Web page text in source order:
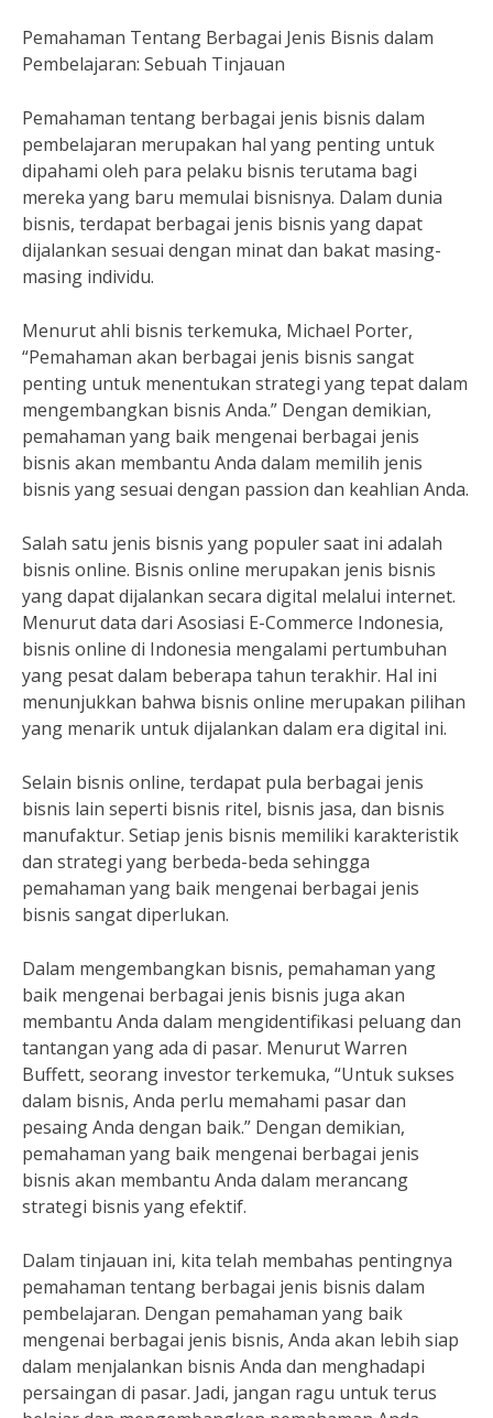
Pemahaman Tentang Berbagai Jenis Bisnis dalam
Pembelajaran: Sebuah Tinjauan
Pemahaman tentang berbagai jenis bisnis dalam
pembelajaran merupakan hal yang penting untuk
dipahami oleh para pelaku bisnis terutama bagi
mereka yang baru memulai bisnisnya. Dalam dunia
bisnis, terdapat berbagai jenis bisnis yang dapat
dijalankan sesuai dengan minat dan bakat masing-
masing individu.
Menurut ahli bisnis terkemuka, Michael Porter,
“Pemahaman akan berbagai jenis bisnis sangat
penting untuk menentukan strategi yang tepat dalam
mengembangkan bisnis Anda.” Dengan demikian,
pemahaman yang baik mengenai berbagai jenis
bisnis akan membantu Anda dalam memilih jenis
bisnis yang sesuai dengan passion dan keahlian Anda.
Salah satu jenis bisnis yang populer saat ini adalah
bisnis online. Bisnis online merupakan jenis bisnis
yang dapat dijalankan secara digital melalui internet.
Menurut data dari Asosiasi E-Commerce Indonesia,
bisnis online di Indonesia mengalami pertumbuhan
yang pesat dalam beberapa tahun terakhir. Hal ini
menunjukkan bahwa bisnis online merupakan pilihan
yang menarik untuk dijalankan dalam era digital ini.
Selain bisnis online, terdapat pula berbagai jenis
bisnis lain seperti bisnis ritel, bisnis jasa, dan bisnis
manufaktur. Setiap jenis bisnis memiliki karakteristik
dan strategi yang berbeda-beda sehingga
pemahaman yang baik mengenai berbagai jenis
bisnis sangat diperlukan.
Dalam mengembangkan bisnis, pemahaman yang
baik mengenai berbagai jenis bisnis juga akan
membantu Anda dalam mengidentifikasi peluang dan
tantangan yang ada di pasar. Menurut Warren
Buffett, seorang investor terkemuka, “Untuk sukses
dalam bisnis, Anda perlu memahami pasar dan
pesaing Anda dengan baik.” Dengan demikian,
pemahaman yang baik mengenai berbagai jenis
bisnis akan membantu Anda dalam merancang
strategi bisnis yang efektif.
Dalam tinjauan ini, kita telah membahas pentingnya
pemahaman tentang berbagai jenis bisnis dalam
pembelajaran. Dengan pemahaman yang baik
mengenai berbagai jenis bisnis, Anda akan lebih siap
dalam menjalankan bisnis Anda dan menghadapi
persaingan di pasar. Jadi, jangan ragu untuk terus